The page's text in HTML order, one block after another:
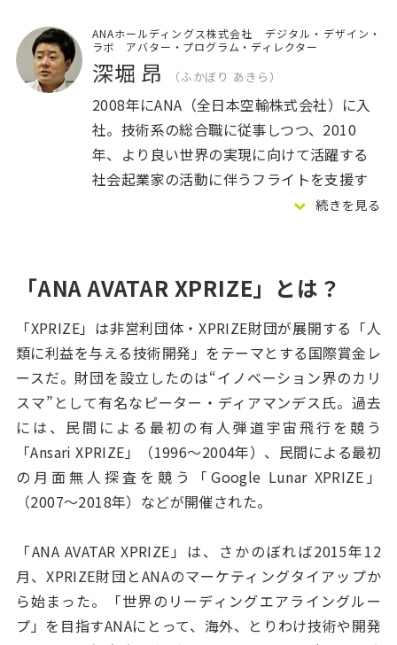
ANAホールディングス株式会社 デジタル・デザイン・
ラボ アバター・プログラム・ディレクター
深堀 昂 ふかぼり あきら
2008年にANA（全日本空輸株式会社）に入
社。技術系の総合職に従事しつつ、2010
年、より良い世界の実現に向けて活躍する
社会起業家の活動に伴うフライトを支援す
る「BLUE WINGプログラム」でGlobal
ションなどを担当。2016年XPRIZE財団主催
の次期XPRIZE設計コンペVISIONEERSにて
グランプリ受賞。2017年10月よりデジタ
ル・デザイン・ラボ所属。
続きを見る
「ANA AVATAR XPRIZE」とは？
「XPRIZE」は非営利団体・XPRIZE財団が展開する「人
類に利益を与える技術開発」をテーマとする国際賞金レ
ースだ。財団を設立したのは“イノベーション界のカリ
スマ”として有名なピーター・ディアマンデス氏。過去
には、民間による最初の有人弾道宇宙飛行を競う
「Ansari XPRIZE」（1996～2004年）、民間による最初
の月面無人探査を競う「Google Lunar XPRIZE」
（2007～2018年）などが開催された。
「ANA AVATAR XPRIZE」は、さかのぼれば2015年12
月、XPRIZE財団とANAのマーケティングタイアップか
ら始まった。「世界のリーディングエアライングルー
プ」を目指すANAにとって、海外、とりわけ技術や開発